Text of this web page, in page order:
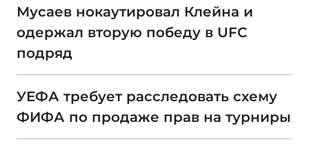
Мусаев нокаутировал Клейна и
одержал вторую победу в UFC
подряд
УЕФА требует расследовать схему
ФИФА по продаже прав на турниры